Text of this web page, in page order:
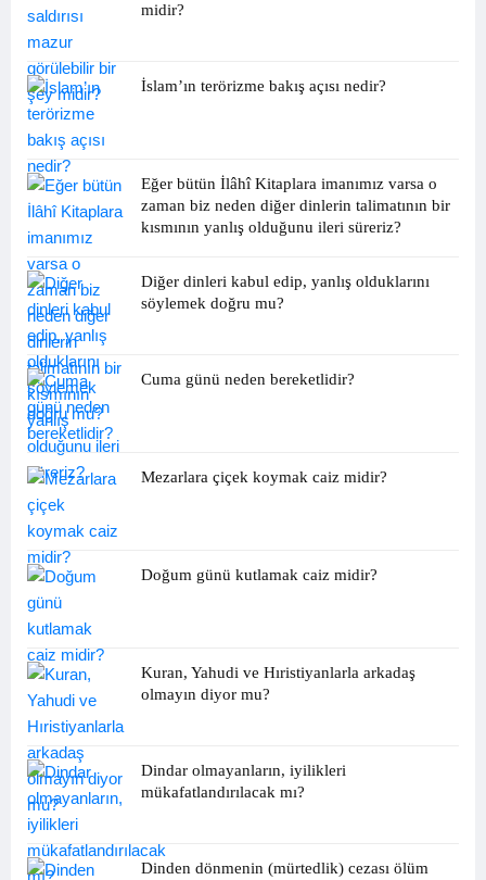
midir?
İslam’ın terörizme bakış açısı nedir?
Eğer bütün İlâhî Kitaplara imanımız varsa o
zaman biz neden diğer dinlerin talimatının bir
kısmının yanlış olduğunu ileri süreriz?
Diğer dinleri kabul edip, yanlış olduklarını
söylemek doğru mu?
Cuma günü neden bereketlidir?
Mezarlara çiçek koymak caiz midir?
Doğum günü kutlamak caiz midir?
Kuran, Yahudi ve Hıristiyanlarla arkadaş
olmayın diyor mu?
Dindar olmayanların, iyilikleri
mükafatlandırılacak mı?
Dinden dönmenin (mürtedlik) cezası ölüm